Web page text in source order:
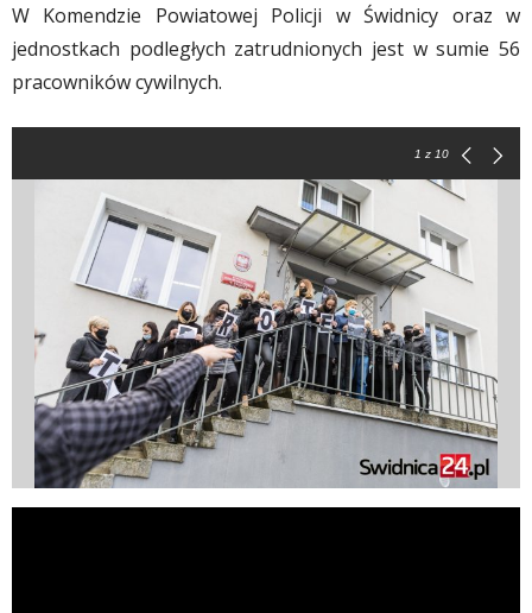
W Komendzie Powiatowej Policji w Świdnicy oraz w
jednostkach podległych zatrudnionych jest w sumie 56
pracowników cywilnych.
1 z 10